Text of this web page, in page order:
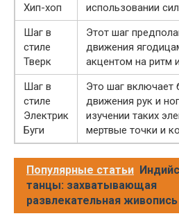
Хип-хоп
использовании
Шаг в
стиле
Тверк
Этот шаг
движения
акцентом на ритм
Шаг в
стиле
Электрик
Буги
Это шаг включает
движения рук и
изучении таких
мертвые точки и
Популярные статьи
танцы: захватывающая
развлекательная живопись